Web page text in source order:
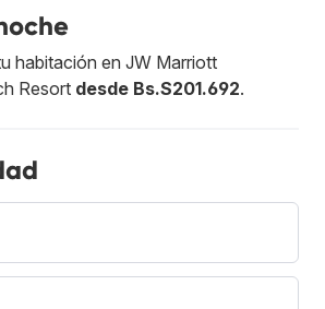
habitación en JW Marriott
Resort desde Bs.S201.692.